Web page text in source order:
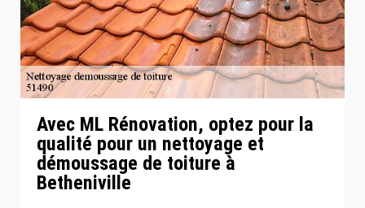
Avec ML Rénovation, optez pour la
qualité pour un nettoyage et
démoussage de toiture à
Betheniville